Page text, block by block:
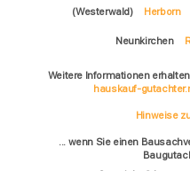
(Westerwald) Herborn
Neunkirchen
Weitere Informationen
hauskauf-
Hinweise
... wenn Sie einen